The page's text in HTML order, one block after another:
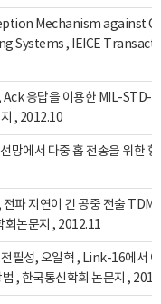
Mechanism
Systems , IEICE
Ack 응답을 이용한 MIL-STD-
, 2012.10
망에서 다중 홉 전송을 위한
파 지연이 긴 공중 전술
회논문지 , 2012.11
필성, 오일혁 , Link-16에서
, 한국통신학회 논문지 ,